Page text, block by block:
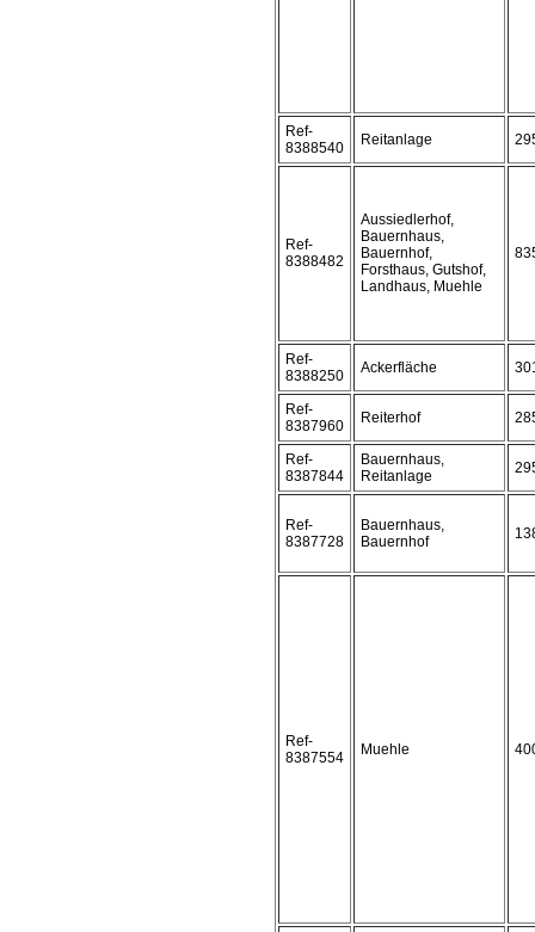
Ref-
8388540
Reitanlage
Ref-
8388482
Aussiedlerhof,
Bauernhaus,
Bauernhof,
Forsthaus, Gutshof,
Landhaus, Muehle
Ref-
8388250
Ackerfläche
Ref-
8387960
Reiterhof
Ref-
8387844
Bauernhaus,
Reitanlage
Ref-
8387728
Bauernhaus,
Bauernhof
Ref-
8387554
Muehle